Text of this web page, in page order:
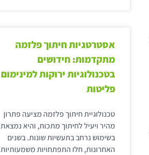
אסטרטגיות חיתוך פלזמה
מתקדמות: חידושים
בטכנולוגיות ירוקות למינימום
פליטות
טכנולוגיית חיתוך פלזמה מציעה פתרון
מהיר ויעיל לחיתוך מתכות, והיא נמצאת
בשימוש נרחב בתעשיות שונות. בשנים
האחרונות, חלו התפתחויות משמעותיות